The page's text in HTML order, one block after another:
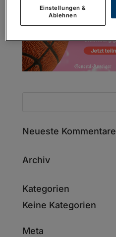
Neueste Kommentare
Archiv
Kategorien
Keine Kategorien
Meta
Einstellungen &
Ablehnen